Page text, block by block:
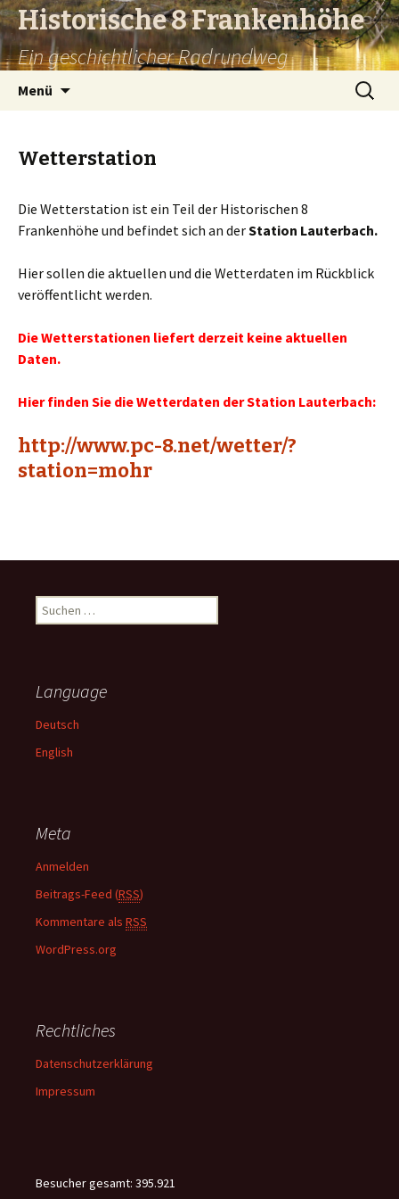
Historische 8 Frankenhöhe
Ein geschichtlicher Radrundweg
Menü
Suchen
nach:
Wetterstation
Die Wetterstation ist ein Teil der Historischen 8
Frankenhöhe und befindet sich an derStation Lauterbach.
Hier sollen die aktuellen und die Wetterdaten im Rückblick
veröffentlicht werden.
Die Wetterstationen liefert derzeit keine aktuellen
Daten.
Hier finden Sie die Wetterdaten der Station Lauterbach:
http://www.pc-8.net/wetter/?
station=mohr
u
n
n
c
Language
Deutsch
English
Meta
Anmelden
Beitrags-Feed (RSS)
Kommentare als RSS
WordPress.org
Rechtliches
Datenschutzerklärung
Impressum
Besucher gesamt: 395.921